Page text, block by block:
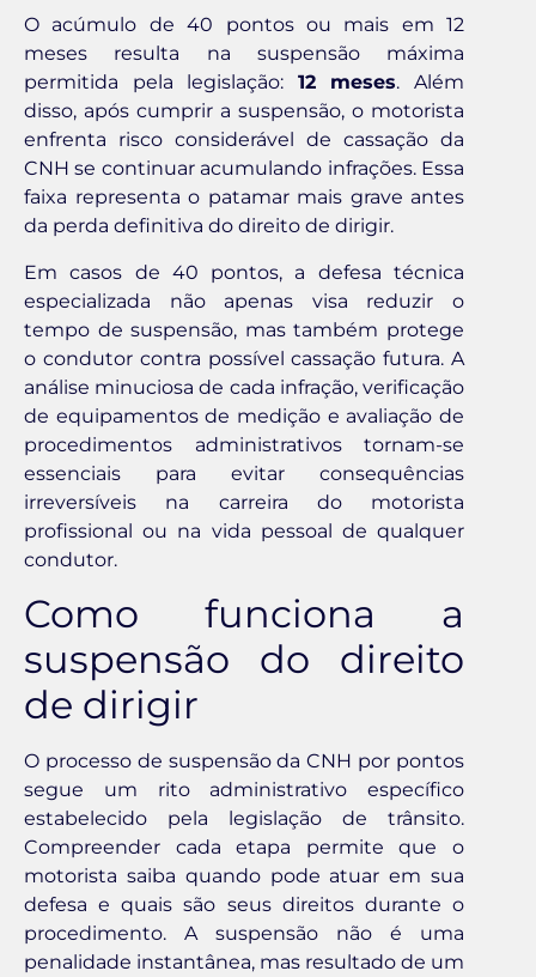
O acúmulo de 40 pontos ou mais em 12
meses resulta na suspensão máxima
permitida pela legislação: 12 meses. Além
disso, após cumprir a suspensão, o motorista
enfrenta risco considerável de cassação da
CNH se continuar acumulando infrações. Essa
faixa representa o patamar mais grave antes
da perda definitiva do direito de dirigir.
Em casos de 40 pontos, a defesa técnica
especializada não apenas visa reduzir o
tempo de suspensão, mas também protege
o condutor contra possível cassação futura. A
análise minuciosa de cada infração, verificação
de equipamentos de medição e avaliação de
procedimentos administrativos tornam-se
essenciais para evitar consequências
irreversíveis na carreira do motorista
profissional ou na vida pessoal de qualquer
condutor.
Como funciona a
suspensão do direito
de dirigir
O processo de suspensão da CNH por pontos
segue um rito administrativo específico
estabelecido pela legislação de trânsito.
Compreender cada etapa permite que o
motorista saiba quando pode atuar em sua
defesa e quais são seus direitos durante o
procedimento. A suspensão não é uma
penalidade instantânea, mas resultado de um